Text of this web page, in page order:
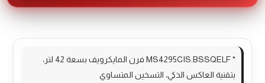
More Products
* MS4295CIS.BSSQELF فرن المايكرويف بسعة 42 لتر،
بتقنية العاكس الذكي، التسخين المتساوي